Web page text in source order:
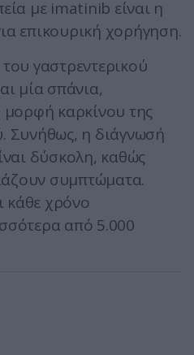
με imatinib είναι η
επικουρική χορήγηση.
γαστρεντερικού
μία σπάνια,
μορφή καρκίνου της
Συνήθως, η διάγνωσή
δύσκολη, καθώς
συμπτώματα.
κάθε χρόνο
από 5.000